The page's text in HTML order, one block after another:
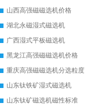
山西高强磁磁选机价格
湖北永磁湿式磁选机
广西湿式平板磁选机
黑龙江高强磁磁选机价格
重庆高强磁磁选机分选粒度
山东钛铁矿湿式磁选机
山东钛矿磁选机磁性标准